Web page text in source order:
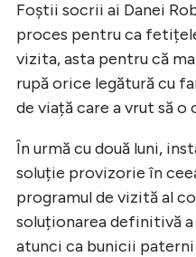
Foștii socrii ai Danei
proces pentru ca
vizita, asta pentru că
rupă orice legătură cu
de viață care a vrut să o
În urmă cu două luni,
soluție provizorie în
programul de vizită al
soluționarea definitivă
atunci ca bunicii